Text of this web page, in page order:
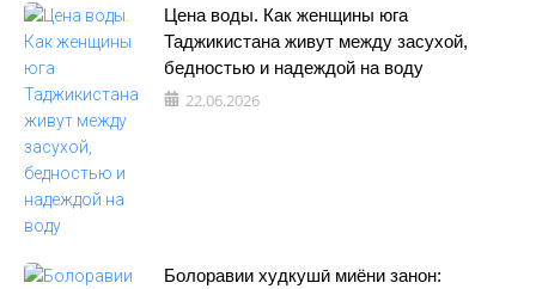
Цена воды. Как женщины юга
Таджикистана живут между засухой,
бедностью и надеждой на воду
22.06.2026
Болоравии худкушӣ миёни занон: